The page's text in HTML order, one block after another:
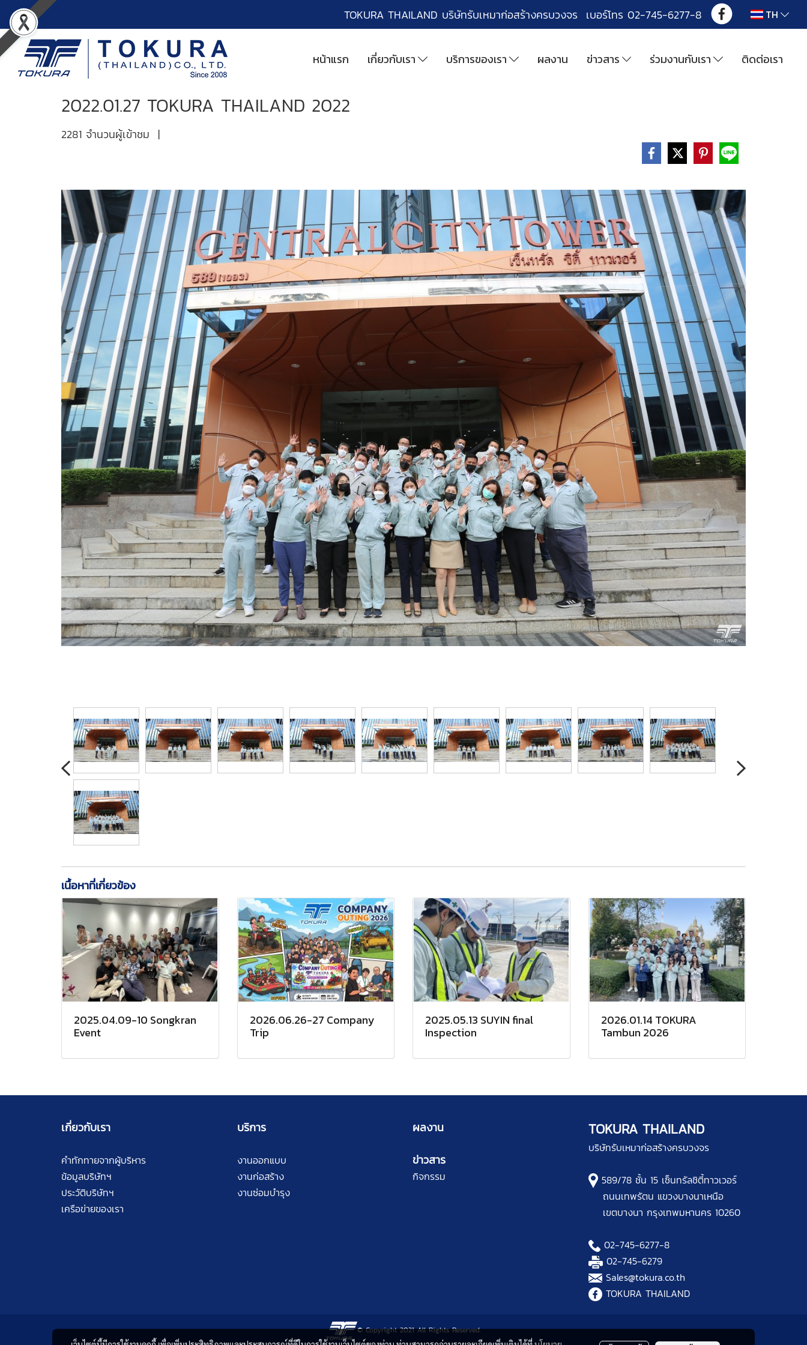
TOKURA THAILAND บริษัทรับเหมาก่อสร้างครบวงจร เบอร์โทร 02-745-6277-8 TH
หน้าแรก เกี่ยวกับเรา บริการของเรา ผลงาน ข่าวสาร ร่วมงานกับเรา ติดต่อเรา
2022.01.27 TOKURA THAILAND 2022
2281 จำนวนผู้เข้าชม |
เนื้อหาที่เกี่ยวข้อง
2025.04.09-10 Songkran
Event
2026.06.26-27 Company
Trip
2025.05.13 SUYIN final
Inspection
2026.01.14 TOKURA
Tambun 2026
เกี่ยวกับเรา
คำทักทายจากผู้บริหาร
ข้อมูลบริษัทฯ
ประวัติบริษัทฯ
เครือข่ายของเรา
บริการ
งานออกแบบ
งานก่อสร้าง
งานซ่อมบำรุง
ผลงาน
ข่าวสาร
กิจกรรม
TOKURA THAILAND
บริษัทรับเหมาก่อสร้างครบวงจร
589/78 ชั้น 15 เซ็นทรัลชิตี้ทาวเวอร์
ถนนเทพรัตน แขวงบางนาเหนือ
เขตบางนา กรุงเทพมหานคร 10260
02-745-6277-8
02-745-6279
Sales@tokura.co.th
TOKURA THAILAND
© Copyright 2021 All Rights Reserved.